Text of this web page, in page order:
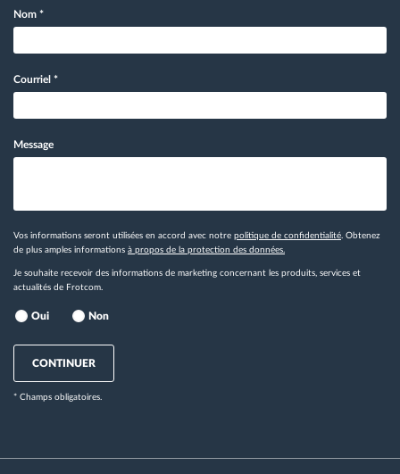
Nom *
Courriel *
Message
Vos informations seront utilisées en accord avec notre politique de confidentialité . Obtenez
de plus amples informations à propos de la protection des données.
Je souhaite recevoir des informations de marketing concernant les produits, services et
actualités de Frotcom.
Oui Non
CONTINUER
* Champs obligatoires.